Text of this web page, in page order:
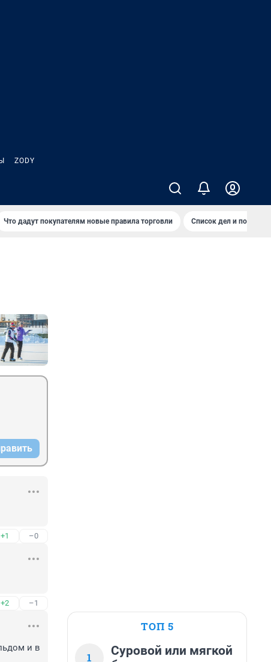
ZODY
Что дадут покупателям новые правила торговли Список дел и покупок
+1 –0
+2 –1
и в
ТОП 5
1
Суровой или мягкой